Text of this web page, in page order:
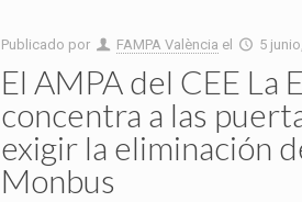
Publicado por FAMPA València el 5
El AMPA del CEE La
concentra a las
exigir la eliminación
Monbus